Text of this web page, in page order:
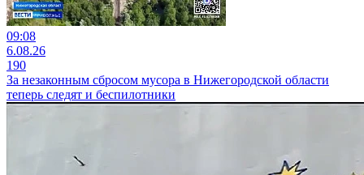
09:08
6.08.26
190
За незаконным сбросом мусора в Нижегородской области
теперь следят и беспилотники